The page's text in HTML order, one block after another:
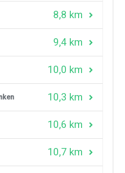
8,8 km
9,4 km
10,0 km
10,3 km
10,6 km
10,7 km